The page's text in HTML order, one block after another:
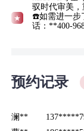
驭时代审美，
☎️如需进一步
话：**400-
预约记录
澜**